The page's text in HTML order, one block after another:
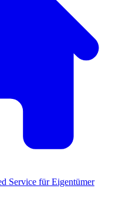
Service für Eigentümer